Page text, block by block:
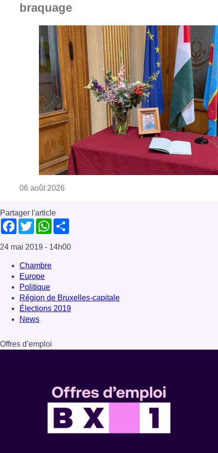
braquage
06 août 2026
Partager l'article
Facebook
TwitterWhatsApp
24 mai 2019 - 14h00
Chambre
Europe
Politique
Région de Bruxelles-capitale
Élections 2019
News
Offres d’emploi